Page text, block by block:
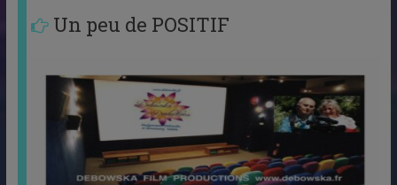
Un peu de POSITIF